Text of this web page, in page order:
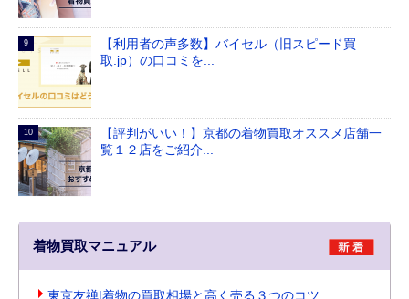
【利用者の声多数】バイセル（旧スピード買
取.jp）の口コミを...
【評判がいい！】京都の着物買取オススメ店舗一
覧１２店をご紹介...
着物買取マニュアル
東京友禅|着物の買取相場と高く売る３つのコツ